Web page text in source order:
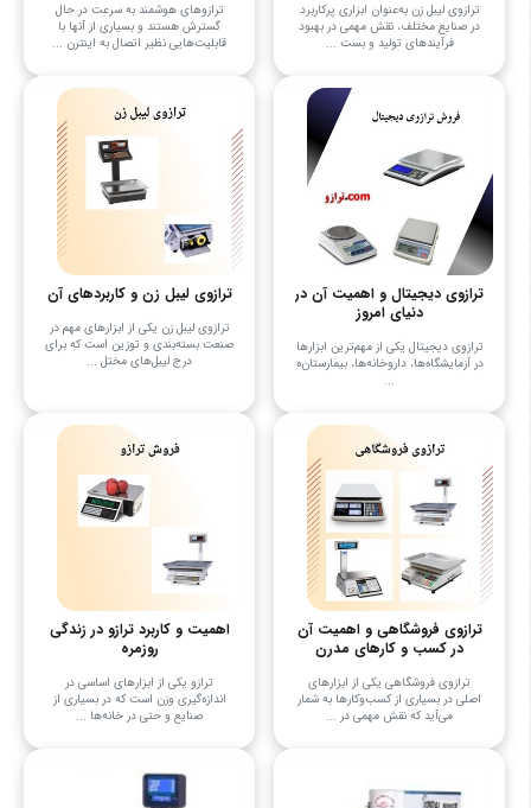
ترازوی لیبل زن به‌عنوان ابزاری پرکاربرد
در صنایع مختلف، نقش مهمی در بهبود
فرآیندهای تولید و بست ...
ترازوهای هوشمند به سرعت در حال
گسترش هستند و بسیاری از آنها با
قابلیت‌هایی نظیر اتصال به اینترن ...
ترازوی دیجیتال و اهمیت آن در
دنیای امروز
ترازوی دیجیتال یکی از مهم‌ترین ابزارها
در آزمایشگاه‌ها، داروخانه‌ها، بیمارستان‌ه
...
ترازوی لیبل زن و کاربردهای آن
ترازوی لیبل زن یکی از ابزارهای مهم در
صنعت بسته‌بندی و توزین است که برای
درج لیبل‌های مختل ...
ترازوی فروشگاهی و اهمیت آن
در کسب و کارهای مدرن
ترازوی فروشگاهی یکی از ابزارهای
اصلی در بسیاری از کسب‌وکارها به شمار
می‌آید که نقش مهمی در ...
اهمیت و کاربرد ترازو در زندگی
روزمره
ترازو یکی از ابزارهای اساسی در
اندازه‌گیری وزن است که در بسیاری از
صنایع و حتی در خانه‌ها ...